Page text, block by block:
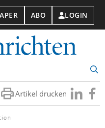
ABO LOGIN
Artikel drucken Besuchen
Sie
Sie